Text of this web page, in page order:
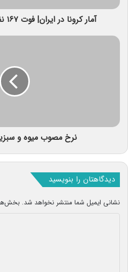
آمار کرونا در ایران| فوت ۱۶۷ نفر در شبانه‌روز گذشته
نرخ مصوب میوه و
دیدگاهتان را بنویسید
نشانی ایمیل شما منتشر نخواهد شد.